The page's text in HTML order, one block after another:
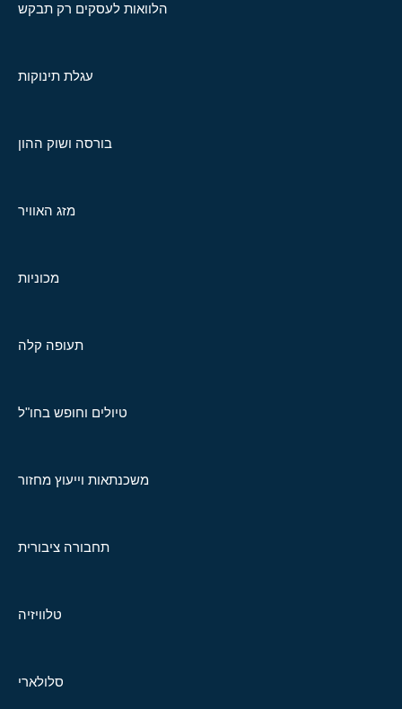
הלוואות לעסקים רק תבקש
עגלת תינוקות
בורסה ושוק ההון
מזג האוויר
מכוניות
תעופה קלה
טיולים וחופש בחו"ל
משכנתאות וייעוץ מחזור
תחבורה ציבורית
טלוויזיה
סלולארי